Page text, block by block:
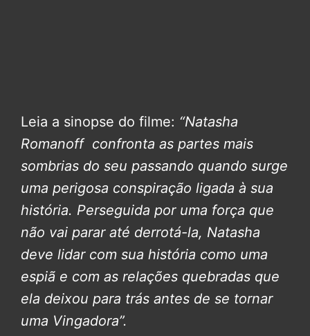
Leia a sinopse do filme: “Natasha
Romanoff confronta as partes mais
sombrias do seu passando quando surge
uma perigosa conspiração ligada à sua
história. Perseguida por uma força que
não vai parar até derrotá-la, Natasha
deve lidar com sua história como uma
espiã e com as relações quebradas que
ela deixou para trás antes de se tornar
uma Vingadora”.